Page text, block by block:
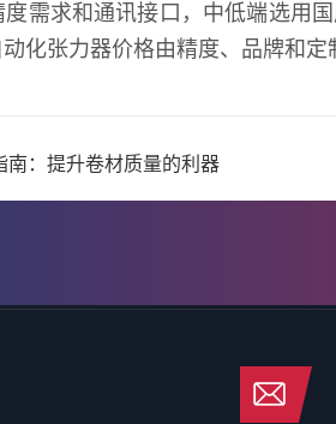
需求和通讯接口，中低端选用
化张力器价格由精度、品牌和
南：提升卷材质量的利器